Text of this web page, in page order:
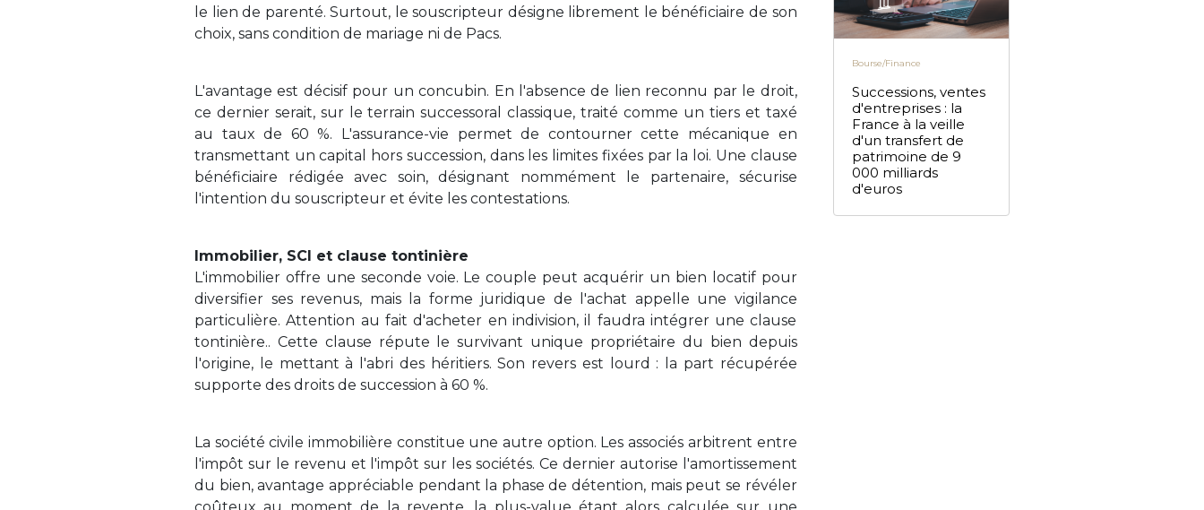
le lien de parenté. Surtout, le souscripteur désigne librement le bénéficiaire de son
choix, sans condition de mariage ni de Pacs.
L'avantage est décisif pour un concubin. En l'absence de lien reconnu par le droit,
ce dernier serait, sur le terrain successoral classique, traité comme un tiers et taxé
au taux de 60 %. L'assurance-vie permet de contourner cette mécanique en
transmettant un capital hors succession, dans les limites fixées par la loi. Une clause
bénéficiaire rédigée avec soin, désignant nommément le partenaire, sécurise
l'intention du souscripteur et évite les contestations.
Immobilier, SCI et clause tontinière
L'immobilier offre une seconde voie. Le couple peut acquérir un bien locatif pour
diversifier ses revenus, mais la forme juridique de l'achat appelle une vigilance
particulière. Attention au fait d'acheter en indivision, il faudra intégrer une clause
tontinière.. Cette clause répute le survivant unique propriétaire du bien depuis
l'origine, le mettant à l'abri des héritiers. Son revers est lourd : la part récupérée
supporte des droits de succession à 60 %.
La société civile immobilière constitue une autre option. Les associés arbitrent entre
l'impôt sur le revenu et l'impôt sur les sociétés. Ce dernier autorise l'amortissement
du bien, avantage appréciable pendant la phase de détention, mais peut se révéler
Bourse/Finance
Successions, ventes
d'entreprises : la
France à la veille
d'un transfert de
patrimoine de 9
000 milliards
d'euros